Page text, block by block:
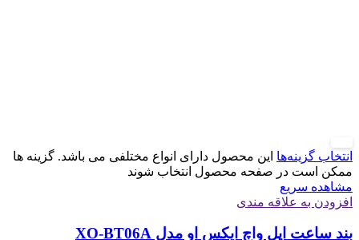
انتخاب گزینه‌ها این محصول دارای انواع مختلفی می باشد. گزینه ها
ممکن است در صفحه محصول انتخاب شوند
مشاهده سریع
افزودن به علاقه مندی
بند ساعت اپل واچ ایکس او مدل XO-BT06A